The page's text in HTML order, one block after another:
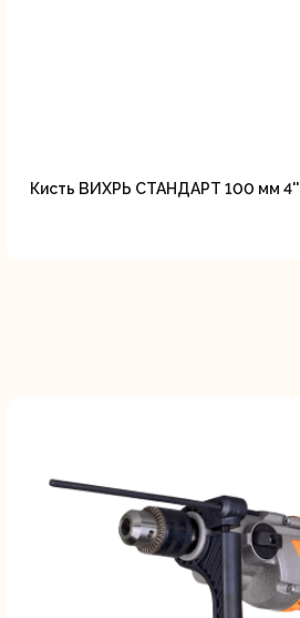
Кисть ВИХРЬ СТАНДАРТ 100 мм 4''